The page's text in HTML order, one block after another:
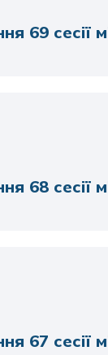
69 сесії
68 сесії
67 сесії